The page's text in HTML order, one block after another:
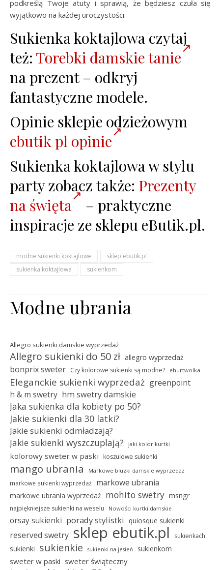
podkreślą Twoje atuty i sprawią, że będziesz czuła się
wyjątkowo na każdej uroczystości.
Sukienka koktajlowa czytaj
też: Torebki damskie tanie
na prezent – odkryj
fantastyczne modele.
Opinie sklepie odzieżowym
ebutik pl opinie
Sukienka koktajlowa w stylu
party zobacz także: Prezenty
na święta
– praktyczne
inspiracje ze sklepu eButik.pl.
modne sukienki koktajlowe
sklep ebutik.pl
sukienka koktajlowa
sukienkom
Modne ubrania
Allegro sukienki damskie wyprzedaż
Allegro sukienki do 50 zł allegro wyprzedaż
bonprix sweter Czy kolorowe sukienki są modne? ehurtwolka
Eleganckie sukienki wyprzedaż greenpoint
h & m swetry hm swetry damskie
Jaka sukienka dla kobiety po 50?
Jakie sukienki dla 30 latki?
Jakie sukienki odmładzają?
Jakie sukienki wyszczuplają? jaki kolor kurtki
kolorowy sweter w paski koszulowe sukienki
mango ubrania Markowe bluzki damskie wyprzedaż
markowe sukienki wyprzedaż markowe ubrania
markowe ubrania wyprzedaż mohito swetry msngr
najpiękniejsze sukienki na weselu Nowości kurtki damskie
orsay sukienki porady stylistki quiosque sukienki
reserved swetry sklep ebutik.pl sukienkach
sukienki sukienkie sukienki na jesień sukienkom
sweter w paski sweter świąteczny